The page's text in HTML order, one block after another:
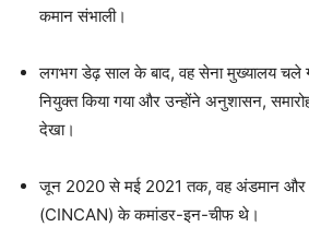
कमान संभाली।
लगभग डेढ़ साल के बाद, वह सेना मुख्यालय चले
नियुक्त किया गया और उन्होंने अनुशासन,
देखा।
जून 2020 से मई 2021 तक, वह अंडमान और
(CINCAN) के कमांडर-इन-चीफ थे।